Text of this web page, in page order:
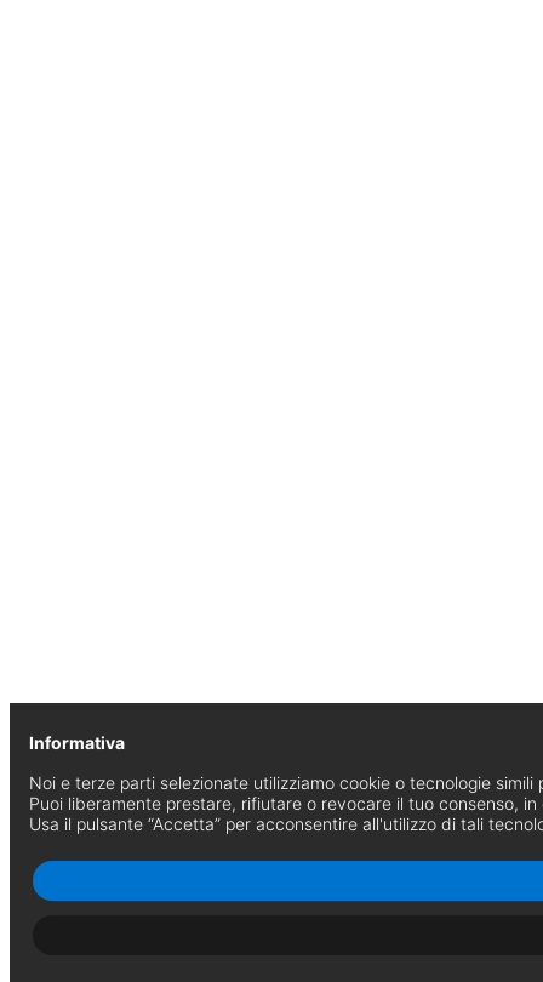
Informativa
Noi e terze parti selezionate utilizziamo cookie o tecnologie
Puoi liberamente prestare, rifiutare o revocare il tuo consenso, in
Usa il pulsante “Accetta” per acconsentire all'utilizzo di tali